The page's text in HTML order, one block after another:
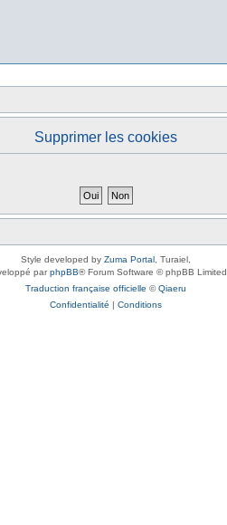
Supprimer les cookies
Style developed by Zuma Portal , Turaiel,
parphpBB® Forum Software © phpBB Limited
Traduction française officielle ©Qiaeru
Confidentialité | Conditions